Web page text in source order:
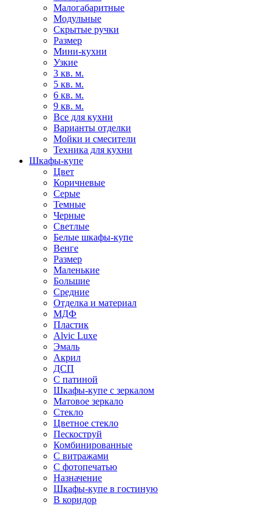
Малогабаритные
Модульные
Скрытые ручки
Размер
Мини-кухни
Узкие
3 кв. м.
5 кв. м.
6 кв. м.
9 кв. м.
Все для кухни
Варианты отделки
Мойки и смесители
Техника для кухни
Шкафы-купе
Цвет
Коричневые
Серые
Темные
Черные
Светлые
Белые шкафы-купе
Венге
Размер
Маленькие
Большие
Средние
Отделка и материал
МДФ
Пластик
Alvic Luxe
Эмаль
Акрил
ДСП
С патиной
Шкафы-купе с зеркалом
Матовое зеркало
Стекло
Цветное стекло
Пескоструй
Комбинированные
С витражами
С фотопечатью
Назначение
Шкафы-купе в гостиную
В коридор